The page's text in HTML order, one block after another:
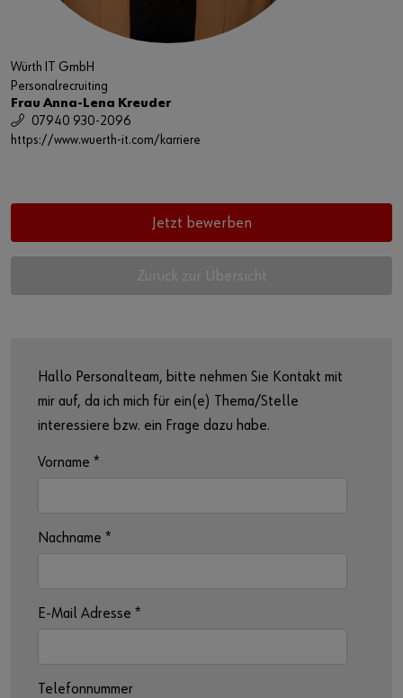
Würth IT GmbH
Personalrecruiting
Frau Anna-Lena Kreuder
07940 930-2096
https://www.wuerth-it.com/karriere
Jetzt bewerben
Zurück zur Übersicht
Hallo Personalteam, bitte nehmen Sie Kontakt mit
mir auf, da ich mich für ein(e) Thema/Stelle
interessiere bzw. ein Frage dazu habe.
Vorname *
Nachname *
E-Mail Adresse *
Telefonnummer